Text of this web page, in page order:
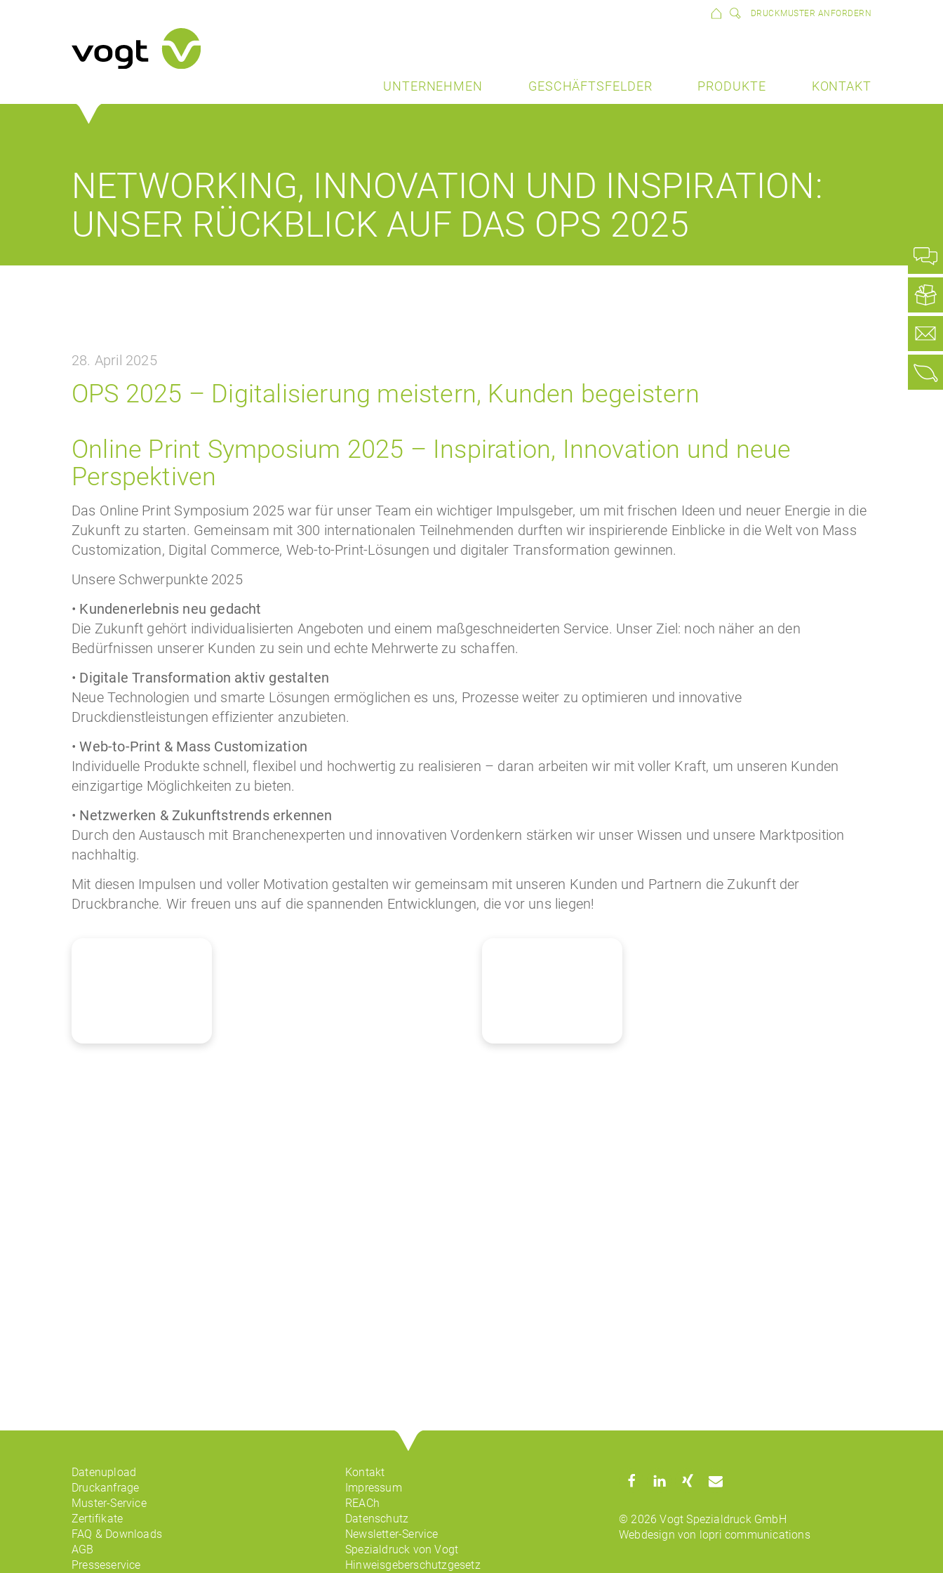
DRUCKMUSTER ANFORDERN
UNTERNEHMEN GESCHÄFTSFELDER PRODUKTE KONTAKT
NETWORKING, INNOVATION UND INSPIRATION:
UNSER RÜCKBLICK AUF DAS OPS 2025
28. April 2025
OPS 2025 – Digitalisierung meistern, Kunden begeistern
Online Print Symposium 2025 – Inspiration, Innovation und neue
Perspektiven
Das Online Print Symposium 2025 war für unser Team ein wichtiger Impulsgeber, um mit frischen Ideen und neuer Energie in die
Zukunft zu starten. Gemeinsam mit 300 internationalen Teilnehmenden durften wir inspirierende Einblicke in die Welt von Mass
Customization, Digital Commerce, Web-to-Print-Lösungen und digitaler Transformation gewinnen.
Unsere Schwerpunkte 2025
• Kundenerlebnis neu gedacht
Die Zukunft gehört individualisierten Angeboten und einem maßgeschneiderten Service. Unser Ziel: noch näher an den
Bedürfnissen unserer Kunden zu sein und echte Mehrwerte zu schaffen.
• Digitale Transformation aktiv gestalten
Neue Technologien und smarte Lösungen ermöglichen es uns, Prozesse weiter zu optimieren und innovative
Druckdienstleistungen effizienter anzubieten.
•Web-to-Print & Mass Customization
Individuelle Produkte schnell, flexibel und hochwertig zu realisieren – daran arbeiten wir mit voller Kraft, um unseren Kunden
einzigartige Möglichkeiten zu bieten.
• Netzwerken & Zukunftstrends erkennen
Durch den Austausch mit Branchenexperten und innovativen Vordenkern stärken wir unser Wissen und unsere Marktposition
nachhaltig.
Mit diesen Impulsen und voller Motivation gestalten wir gemeinsam mit unseren Kunden und Partnern die Zukunft der
Druckbranche. Wir freuen uns auf die spannenden Entwicklungen, die vor uns liegen!
Datenupload
Druckanfrage
Muster-Service
Zertifikate
FAQ & Downloads
AGB
Presseservice
Kontakt
Impressum
REACh
Datenschutz
Newsletter-Service
Spezialdruck von Vogt
Hinweisgeberschutzgesetz
© 2026 Vogt Spezialdruck GmbH
Webdesign von lopri communications